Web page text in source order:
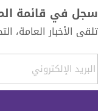
سجل في قائمة
تلقى الأخبار العامة،